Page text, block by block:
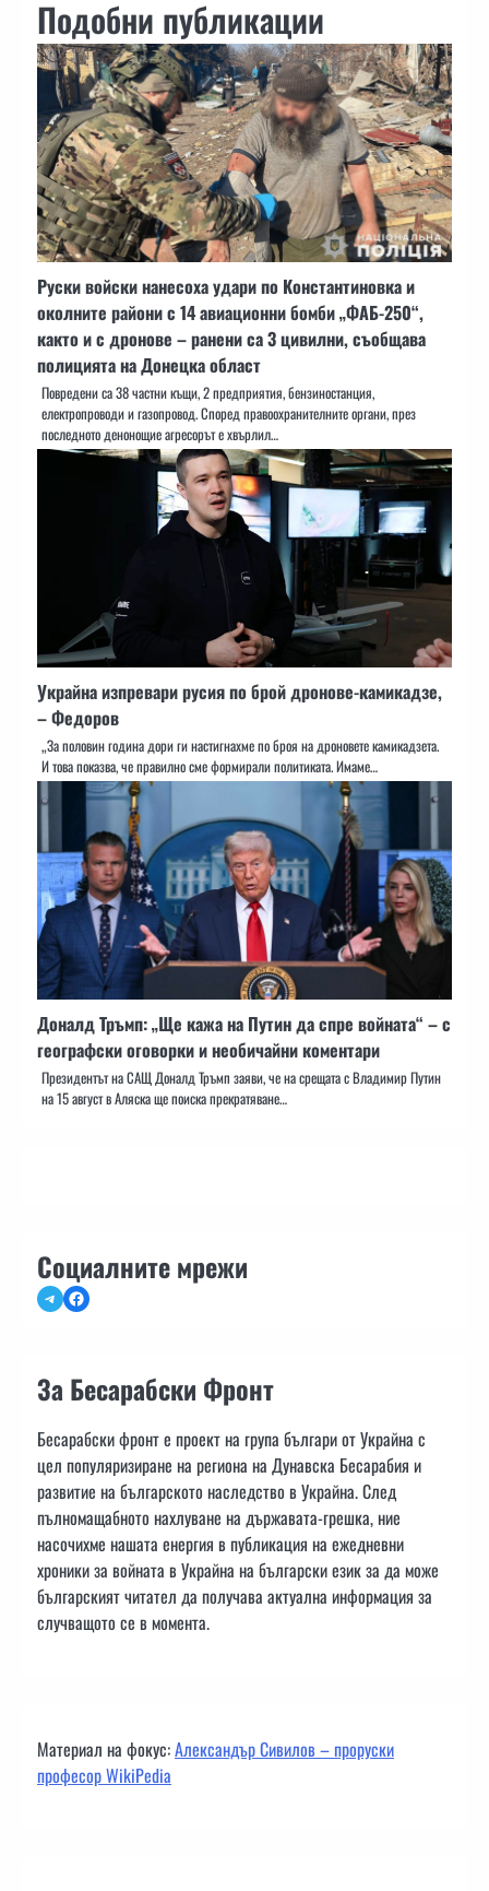
Подобни публикации
Руски войски нанесоха удари по Константиновка и
околните райони с 14 авиационни бомби „ФАБ-250“,
както и с дронове – ранени са 3 цивилни, съобщава
полицията на Донецка област
Повредени са 38 частни къщи, 2 предприятия, бензиностанция,
електропроводи и газопровод. Според правоохранителните органи, през
последното денонощие агресорът е хвърлил…
Украйна изпревари русия по брой дронове-камикадзе,
– Федоров
„За половин година дори ги настигнахме по броя на дроновете камикадзета.
И това показва, че правилно сме формирали политиката. Имаме…
Доналд Тръмп: „Ще кажа на Путин да спре войната“ – с
географски оговорки и необичайни коментари
Президентът на САЩ Доналд Тръмп заяви, че на срещата с Владимир Путин
на 15 август в Аляска ще поиска прекратяване…
Социалните мрежи
TelegramFacebook
За Бесарабски Фронт
Бесарабски фронт е проект на група българи от Украйна с
цел популяризиране на региона на Дунавска Бесарабия и
развитие на българското наследство в Украйна. След
пълномащабното нахлуване на държавата-грешка, ние
насочихме нашата енергия в публикация на ежедневни
хроники за войната в Украйна на български език за да може
българският читател да получава актуална информация за
случващото се в момента.
Материал на фокус:Александър Сивилов – проруски
професор WikiPedia